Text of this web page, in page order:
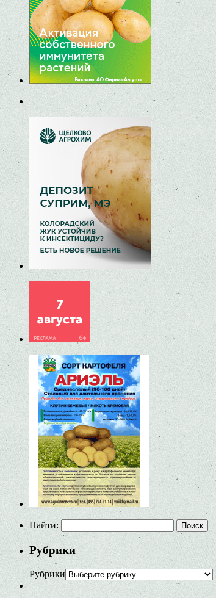
Найти:
Рубрики
Рубрики